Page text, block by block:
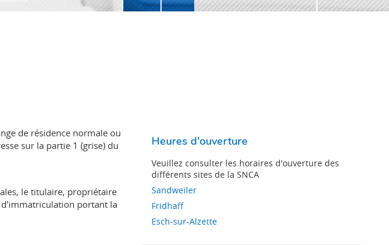
de résidence normale ou
sur la partie 1 (grise) du
le titulaire, propriétaire
d'immatriculation portant la
Heures d'ouverture
Veuillez consulter les horaires d'ouverture des
différents sites de la SNCA
Sandweiler
Fridhaff
Esch-sur-Alzette